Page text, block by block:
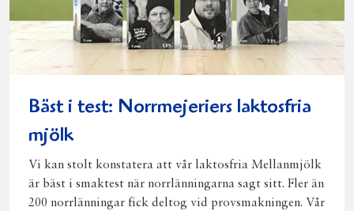
Bäst i test: Norrmejeriers laktosfria
mjölk
Vi kan stolt konstatera att vår laktosfria Mellanmjölk
är bäst i smaktest när norrlänningarna sagt sitt. Fler än
200 norrlänningar fick deltog vid provsmakningen. Vår